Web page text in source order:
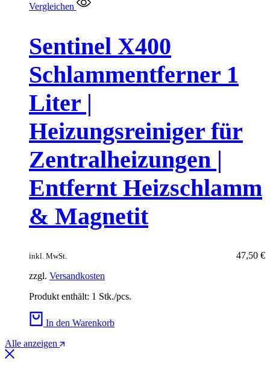
Vergleichen
Sentinel X400
Schlammentferner 1
Liter |
Heizungsreiniger für
Zentralheizungen |
Entfernt Heizschlamm
& Magnetit
47,50 €
inkl. MwSt.
zzgl. Versandkosten
Produkt enthält: 1 Stk./pcs.
In den Warenkorb
Alle anzeigen